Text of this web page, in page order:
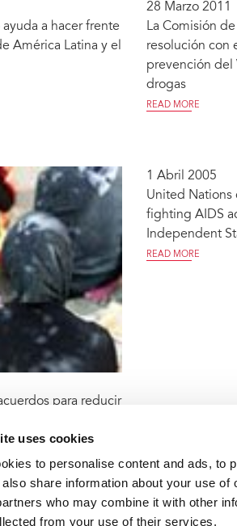
uses cookies
to personalise content and ads, to
share information about your use
who may combine it with other
from your use of their services.
a hacer frente
América Latina y el
28 Marzo 2011
La Comisión
resolución con
prevención del
drogas
READ MORE
para reducir
las drogas y el VIH
1 Abril 2005
United Nations
fighting AIDS
Independent
READ MORE